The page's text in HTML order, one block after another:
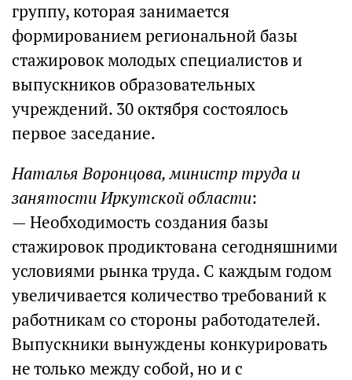
группу, которая занимается
формированием региональной базы
стажировок молодых специалистов и
выпускников образовательных
учреждений. 30 октября состоялось
первое заседание.
Наталья Воронцова, министр труда и
занятости Иркутской области:
— Необходимость создания базы
стажировок продиктована сегодняшними
условиями рынка труда. С каждым годом
увеличивается количество требований к
работникам со стороны работодателей.
Выпускники вынуждены конкурировать
не только между собой, но и с